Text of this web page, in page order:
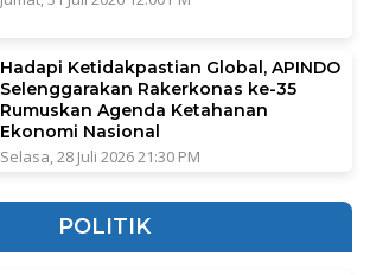
Hadapi Ketidakpastian Global, APINDO
Selenggarakan Rakerkonas ke-35
Rumuskan Agenda Ketahanan
Ekonomi Nasional
Selasa, 28 Juli 2026 21:30 PM
POLITIK